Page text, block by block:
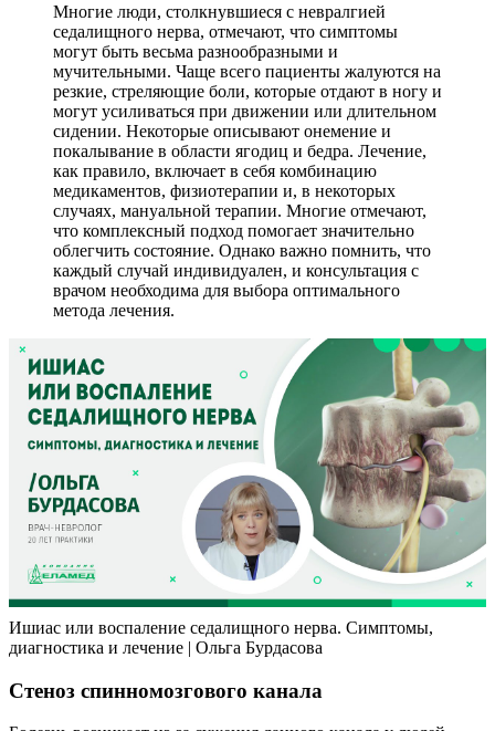
Многие люди, столкнувшиеся с невралгией
седалищного нерва, отмечают, что симптомы
могут быть весьма разнообразными и
мучительными. Чаще всего пациенты жалуются на
резкие, стреляющие боли, которые отдают в ногу и
могут усиливаться при движении или длительном
сидении. Некоторые описывают онемение и
покалывание в области ягодиц и бедра. Лечение,
как правило, включает в себя комбинацию
медикаментов, физиотерапии и, в некоторых
случаях, мануальной терапии. Многие отмечают,
что комплексный подход помогает значительно
облегчить состояние. Однако важно помнить, что
каждый случай индивидуален, и консультация с
врачом необходима для выбора оптимального
метода лечения.
Ишиас или воспаление седалищного нерва. Симптомы,
диагностика и лечение | Ольга Бурдасова
Стеноз спинномозгового канала